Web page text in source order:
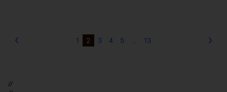
1 2 3 4 5 … 13
//